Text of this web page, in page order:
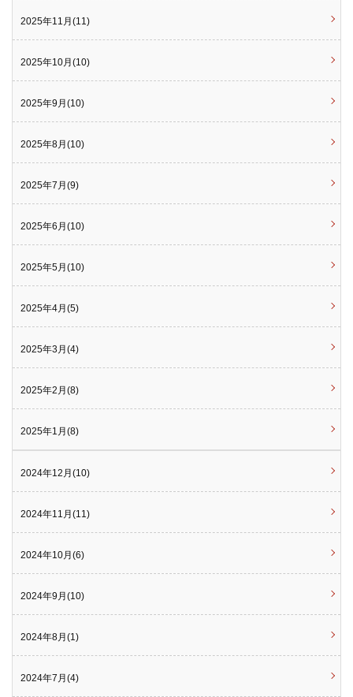
2025年11月(11)
2025年10月(10)
2025年9月(10)
2025年8月(10)
2025年7月(9)
2025年6月(10)
2025年5月(10)
2025年4月(5)
2025年3月(4)
2025年2月(8)
2025年1月(8)
2024年12月(10)
2024年11月(11)
2024年10月(6)
2024年9月(10)
2024年8月(1)
2024年7月(4)